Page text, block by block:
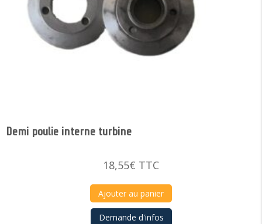
Demi poulie interne turbine
18,55€ TTC
Ajouter au panier
Demande d'infos